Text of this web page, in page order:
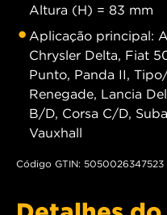
Altura (H) = 83 mm
Aplicação principal:
Chrysler Delta, Fiat
Punto, Panda II,
Renegade, Lancia
B/D, Corsa C/D,
Vauxhall
Código GTIN: 5050026347523